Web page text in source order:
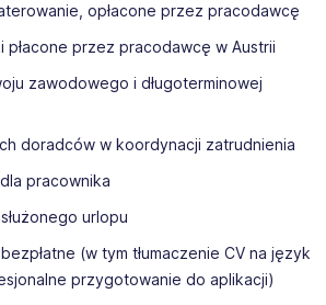
opłacone przez pracodawcę
płacone przez pracodawcę w Austrii
zawodowego i długoterminowej
doradców w koordynacji zatrudnienia
pracownika
urlopu
(w tym tłumaczenie CV na język
przygotowanie do aplikacji)